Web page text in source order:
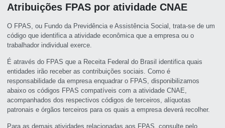
Atribuições FPAS por atividade CNAE
O FPAS, ou Fundo da Previdência e Assistência Social, trata-se de um
código que identifica a atividade econômica que a empresa ou o
trabalhador individual exerce.
É através do FPAS que a Receita Federal do Brasil identifica quais
entidades irão receber as contribuições sociais. Como é
responsabilidade da empresa enquadrar o FPAS, disponibilizamos
abaixo os códigos FPAS compatíveis com a atividade CNAE,
acompanhados dos respectivos códigos de terceiros, alíquotas
patronais e órgãos terceiros para os quais a empresa deverá recolher.
Para as demais atividades relacionadas aos FPAS, consulte pelo